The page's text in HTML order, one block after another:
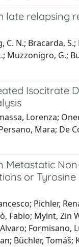
late relapsing
N.; Bracarda,
Muzzonigro, G.;
Isocitrate
Lorenza;
Mara; De
or Tyrosine
Pichler,
Fabio; Myint, Zin
Formisano,
Büchler, Tomáš;